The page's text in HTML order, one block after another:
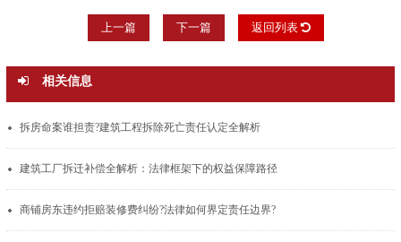
上一篇 下一篇 返回列表
相关信息
拆房命案谁担责?建筑工程拆除死亡责任认定全解析
建筑工厂拆迁补偿全解析：法律框架下的权益保障路径
商铺房东违约拒赔装修费纠纷?法律如何界定责任边界?